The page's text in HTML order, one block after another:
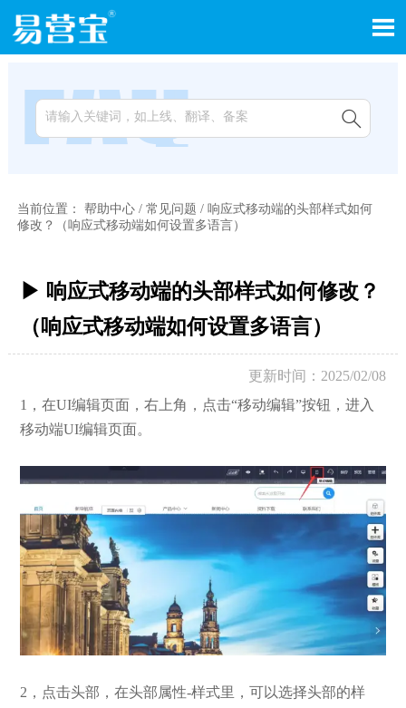


当前位置： 帮助中心/ 常见问题 / 响应式移动端的头部样式如何
修改？（响应式移动端如何设置多语言）
▶ 响应式移动端的头部样式如何修改？
（响应式移动端如何设置多语言）
更新时间：2025/02/08
1，在UI编辑页面，右上角，点击“移动编辑”按钮，进入
移动端UI编辑页面。
2，点击头部，在头部属性-样式里，可以选择头部的样